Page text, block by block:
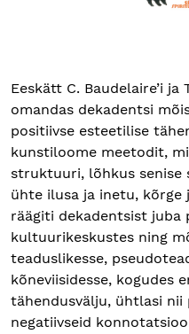
Eeskätt C. Baudelaire’i ja
omandas dekadentsi
positiivse esteetilise
kunstiloome meetodit,
struktuuri, lõhkus senise
ühte ilusa ja inetu, kõrge
räägiti dekadentsist juba
kultuurikeskustes ning
teaduslikesse,
kõneviisidesse, kogudes
tähendusvälju, ühtlasi nii
negatiivseid